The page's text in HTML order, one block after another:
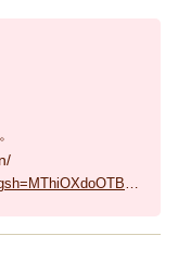
https://www.instagram.com/flower_shiraki?igsh=MThiOXdoOTBpMmh6NQ%3D%3D&utm_source=qr